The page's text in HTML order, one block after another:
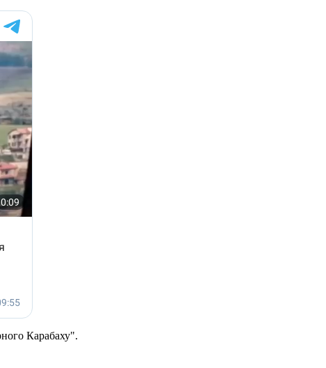
Карабаху".